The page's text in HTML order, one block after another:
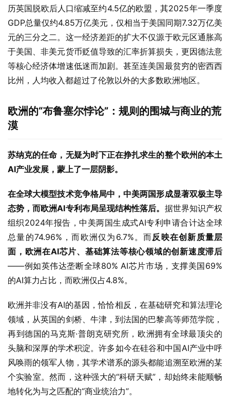
历英国脱欧后人口缩减至约4.5亿的欧盟，其2025年一季度
GDP总量仅约4.85万亿美元，仅相当于美国同期7.32万亿美
元的三分之二。这一经济差距的扩大不仅源于欧元区通胀高
于美国、非美元货币贬值导致的汇率折算损失，更因德法意
等核心经济体增速低迷而加剧。甚至连美国最贫穷的密西西
比州，人均收入都超过了伦敦以外的大多数欧洲地区。
欧洲的“布鲁塞尔悖论”：规则的围城与商业的荒
漠
苏纳克的任命，无疑为时下正在挣扎求生的整个欧州的本土
AI产业发展，蒙上了一层阴影。
在全球大模型技术竞争格局中，中美两国形成显著双极主导
态势，而欧洲AI专利布局呈现结构性落后。 据世界知识产权
组织2024年报告，中美两国生成式AI专利申请合计达全球
总量的74.96%，而欧洲仅为6.7%。而反映在创新质量层
面，欧洲在AI芯片、基础算法等核心领域的创新速度滞后
——例如英伟达垄断全球80% AI芯片市场，支撑美国69%
的AI算力占比，而欧洲仅占4.8%。
欧洲并非没有AI的基因，恰恰相反，在基础研究和算法理论
领域，从英国的剑桥、牛津，到法国的巴黎高等师范学院，
再到德国的马克斯·普朗克研究所，欧洲拥有全球最顶尖的
头脑和深厚的学术积淀。许多如今在硅谷和中国AI产业中呼
风唤雨的领军人物，其学术谱系的源头都能追溯至欧洲的某
个实验室。然而，这种强大的“科研天赋”，却始终未能顺畅
地转化为与之匹配的“商业统治力”。